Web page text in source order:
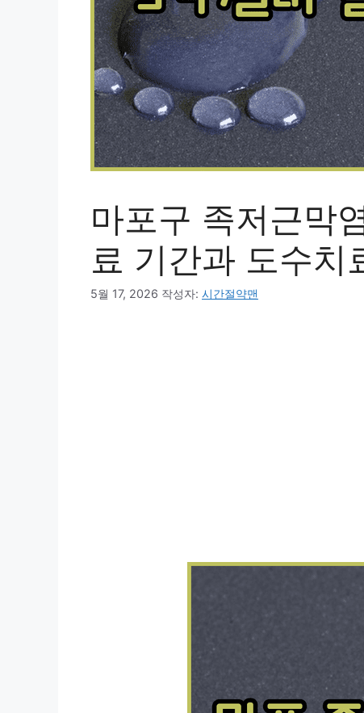
마포구 족저근막
료 기간과 도수치
5월 17, 2026 작성자: 시간절약맨